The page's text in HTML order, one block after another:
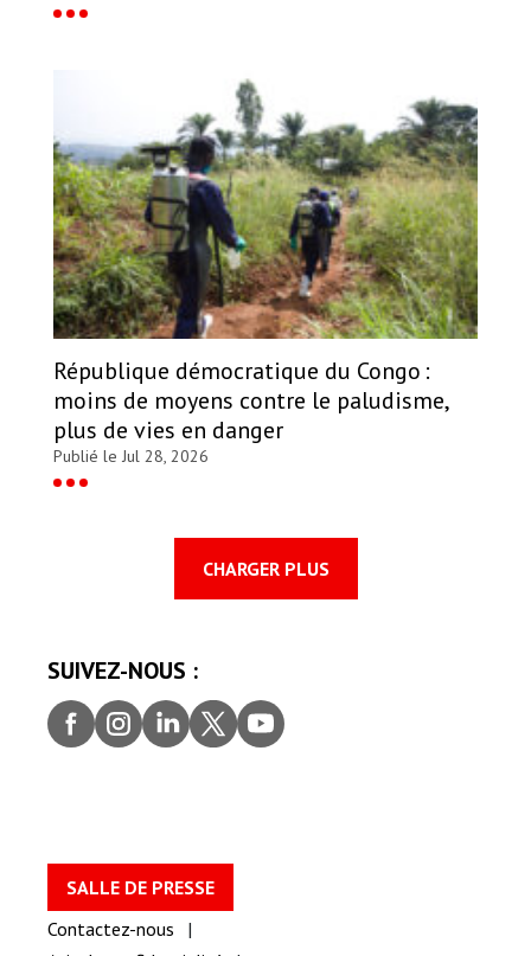
République démocratique du Congo :
moins de moyens contre le paludisme,
plus de vies en danger
Publié le Jul 28, 2026
CHARGER PLUS
SUIVEZ-NOUS :
Faceb
ook
Insta
gram
Linke
dIn
Twitt
er
youtu
be
SALLE DE PRESSE
Contactez-nous